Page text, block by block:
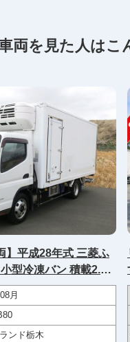
両を見た人はこ
】平成28年式 三菱ふ
型冷凍バン 積載2.9t
PG 東プレ製-30度設
イ 保冷カーテン 左サ
レール2段 リア3枚扉
準中型免許対応 ※５t
月
ンド栃木